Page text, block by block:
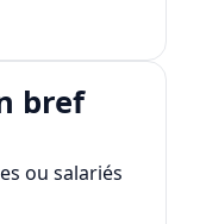
bref
ou salariés